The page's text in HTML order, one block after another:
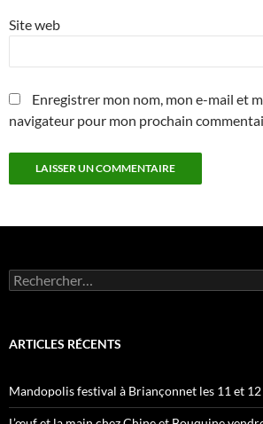
Site web
Enregistrer mon nom, mon e-mail et
navigateur pour mon prochain
Rechercher :
ARTICLES RÉCENTS
Mandopolis festival à Briançonnet les 11 et